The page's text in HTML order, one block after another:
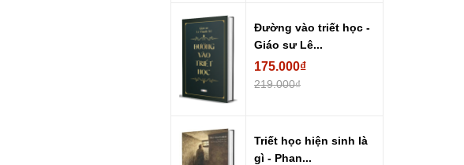
Đường vào triết học -
Giáo sư Lê...
175.000₫
219.000₫
Triết học hiện sinh là
gì - Phan...